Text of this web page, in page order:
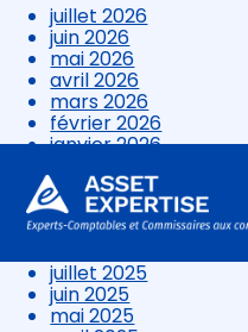
Aller
au
juillet 2026
juin 2026
mai 2026
avril 2026
mars 2026
février 2026
janvier 2026
novembre 2025
octobre 2025
septembre 2025
juillet 2025
juin 2025
mai 2025